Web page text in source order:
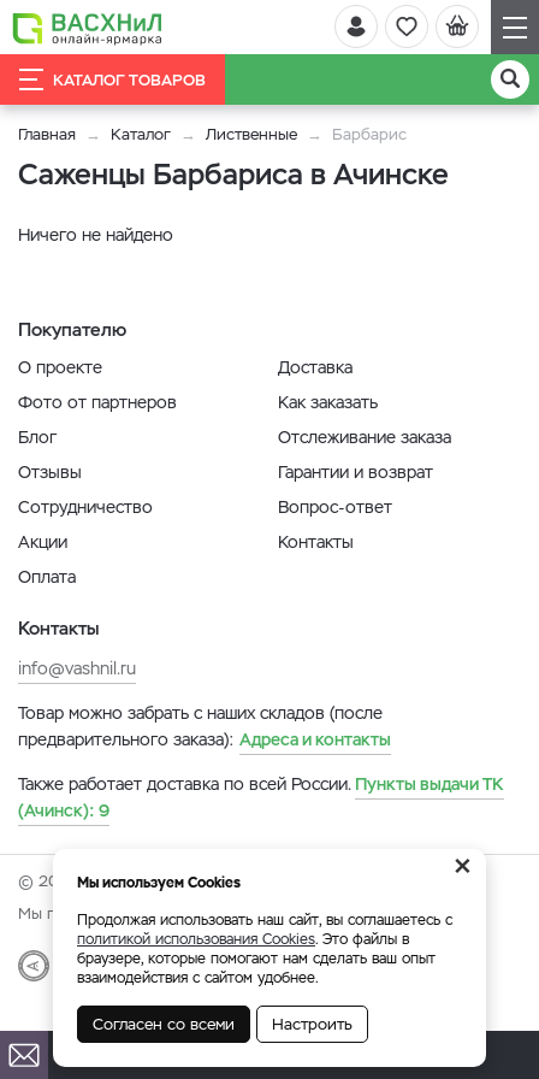
КАТАЛОГ ТОВАРОВ
Главная Каталог Лиственные Барбарис
Саженцы Барбариса в Ачинске
Ничего не найдено
Покупателю
О проекте
Фото от партнеров
Блог
Отзывы
Сотрудничество
Акции
Оплата
Доставка
Как заказать
Отслеживание заказа
Гарантии и возврат
Вопрос-ответ
Контакты
Контакты
info@vashnil.ru
Товар можно забрать с наших складов (после
предварительного заказа): Адреса и контакты
Также работает доставка по всей России. Пункты выдачи ТК
(Ачинск): 9
© 2026 Онлайн-ярмарка ВАСХНиЛ.
Мы принимаем:
Разработка|Веб-аналитика
×
Мы используем Cookies
Продолжая использовать наш сайт, вы соглашаетесь с
политикой использования Cookies. Это файлы в
браузере, которые помогают нам сделать ваш опыт
взаимодействия с сайтом удобнее.
Согласен со всеми Настроить